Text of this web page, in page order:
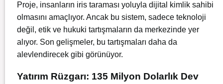
Proje, insanların iris taraması yoluyla dijital kimlik sahibi
olmasını amaçlıyor. Ancak bu sistem, sadece teknoloji
değil, etik ve hukuki tartışmaların da merkezinde yer
alıyor. Son gelişmeler, bu tartışmaları daha da
alevlendirecek gibi görünüyor.
Yatırım Rüzgarı: 135 Milyon Dolarlık Dev